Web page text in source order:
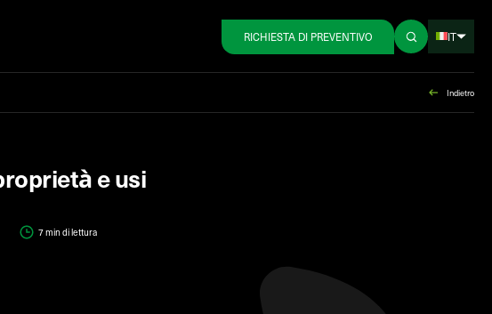
RICHIESTA DI PREVENTIVO IT
Indietro
e usi
7 mindi lettura